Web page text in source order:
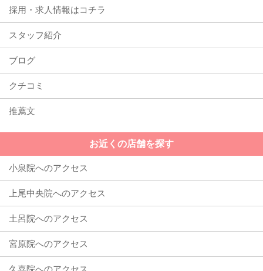
採用・求人情報はコチラ
スタッフ紹介
ブログ
クチコミ
推薦文
お近くの店舗を探す